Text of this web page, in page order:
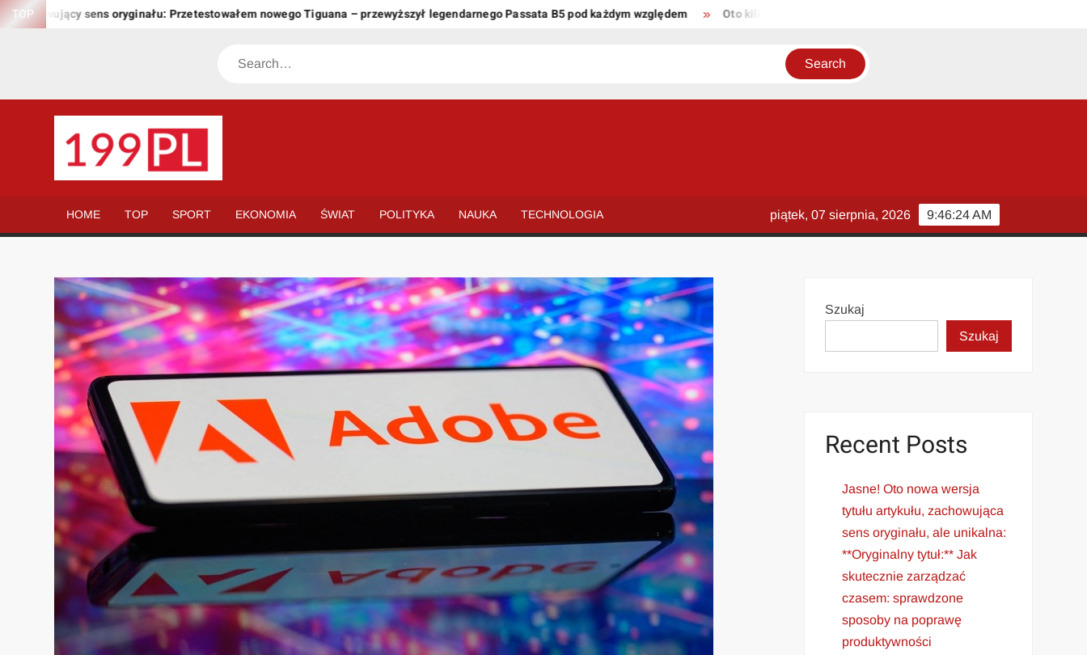
Skip
TOP sens oryginału: Przetestowałem nowego Tiguana – przewyższył legendarnego Passata B5 pod każdym względem Oto kilka propozycji unikalnych tytułów zachowujących sens oryginału: 1.
Search
świat
HOME TOP SPORT EKONOMIA ŚWIAT POLITYKA NAUKA TECHNOLOGIA 9:46:25 AM
piątek, 07 sierpnia, 2026
Szukaj
Szukaj
Recent Posts
Jasne! Oto nowa wersja
tytułu artykułu, zachowująca
sens oryginału, ale unikalna:
**Oryginalny tytuł:** Jak
skutecznie zarządzać
czasem: sprawdzone
sposoby na poprawę
produktywności